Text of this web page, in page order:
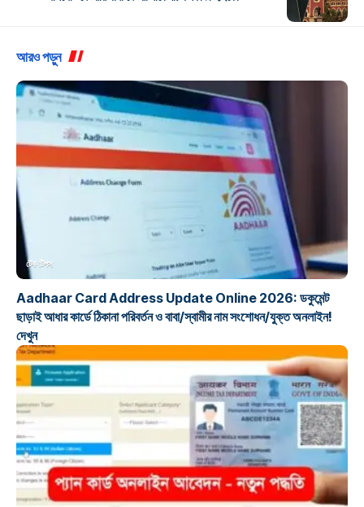
আরও পড়ুন
টেক টিপস
Aadhaar Card Address Update Online 2026: ডকুমেন্ট
ছাড়াই আধার কার্ডে ঠিকানা পরিবর্তন ও বাবা/স্বামীর নাম সংশোধন/যুক্ত অনলাইন!
দেখুন